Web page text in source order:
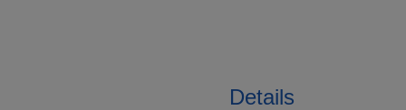
Details